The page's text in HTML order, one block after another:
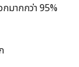
มากกว่า 95%